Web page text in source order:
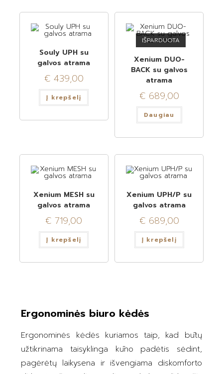
Souly UPH su
galvos atrama
€439,00
Į krepšelį
IŠPARDUOTA
Xenium DUO-
BACK su galvos
atrama
€689,00
Daugiau
Xenium MESH su
galvos atrama
€ 719,00
Į krepšelį
Xenium UPH/P su
galvos atrama
€689,00
Į krepšelį
Ergonominės biuro kėdės
Ergonominės kėdės kuriamos taip, kad būtų
užtikrinama taisyklinga kūno padėtis sėdint,
pagėrėtų laikysena ir išvengiama diskomforto